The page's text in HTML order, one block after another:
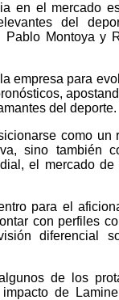
en el mercado
del
Montoya y
empresa para
del deporte.
como un
sino también
el mercado
para el
con perfiles
diferencial
de los
de